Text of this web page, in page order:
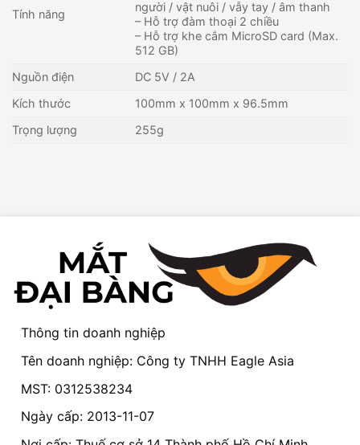
Tính năng
người / vật nuôi / vẫy tay / âm thanh
– Hỗ trợ đàm thoại 2 chiều
– Hỗ trợ khe cắm MicroSD card (Max.
512 GB)
Nguồn điện
DC 5V / 2A
Kích thước
100mm x 100mm x 96.5mm
Trọng lượng
255g
Thông tin doanh nghiệp
Tên doanh nghiệp: Công ty TNHH Eagle Asia
MST: 0312538234
Ngày cấp: 2013-11-07